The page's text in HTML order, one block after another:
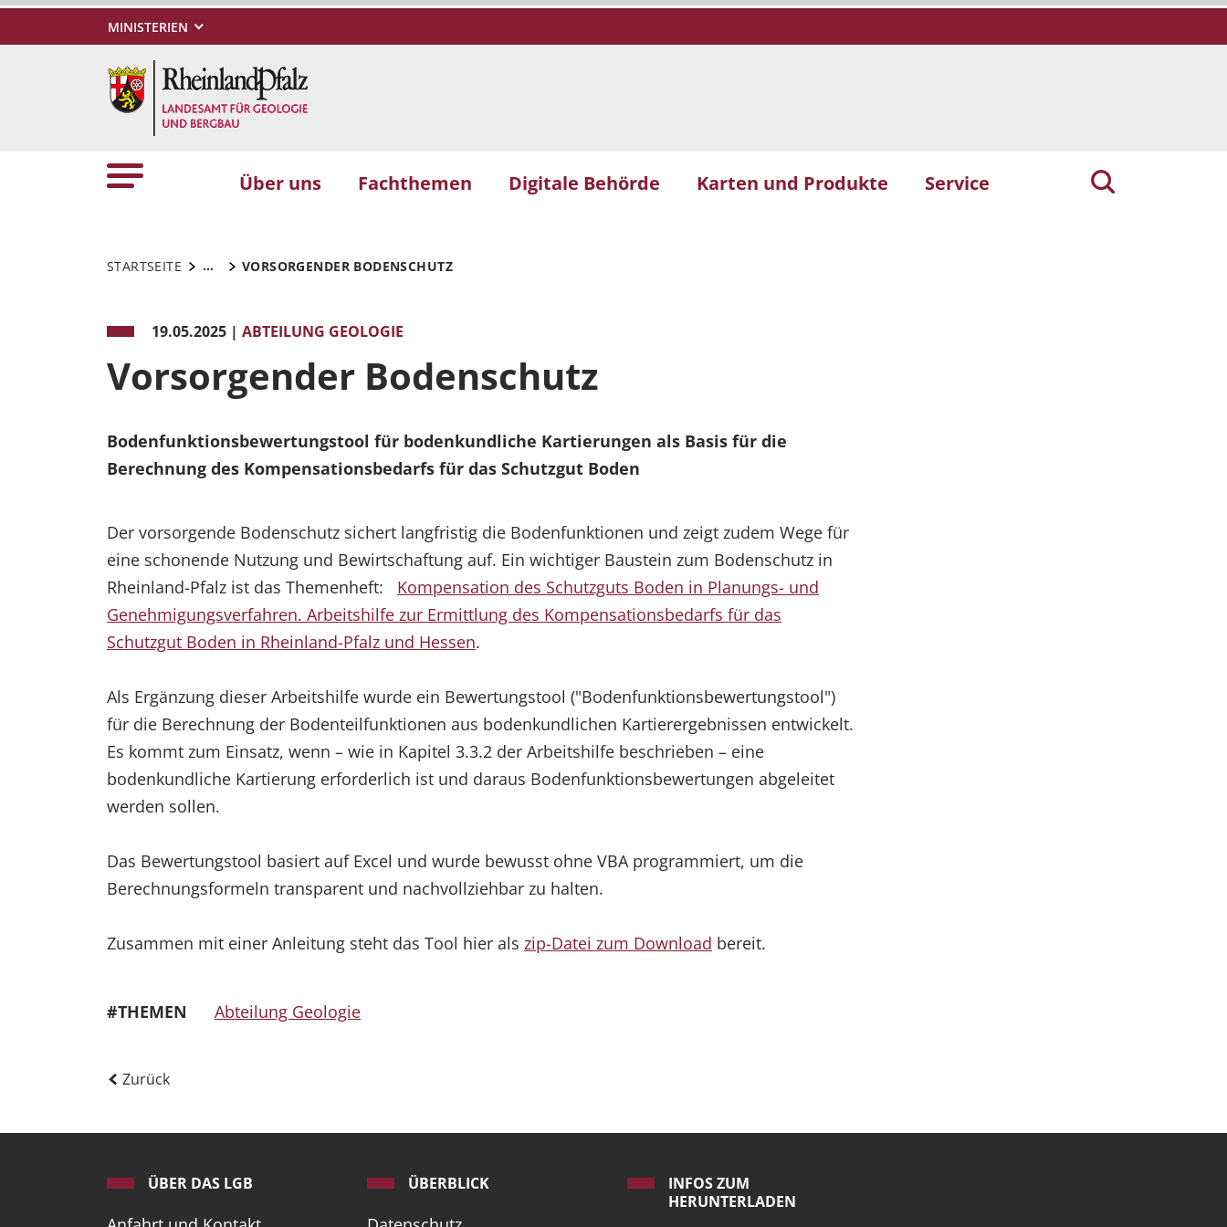
MINISTERIEN
Über uns Fachthemen Digitale Behörde Karten und Produkte Service
STARTSEITE ... VORSORGENDER BODENSCHUTZ
19.05.2025 | ABTEILUNG GEOLOGIE
Vorsorgender Bodenschutz
Bodenfunktionsbewertungstool für bodenkundliche Kartierungen als Basis für die
Berechnung des Kompensationsbedarfs für das Schutzgut Boden
Der vorsorgende Bodenschutz sichert langfristig die Bodenfunktionen und zeigt zudem Wege für
eine schonende Nutzung und Bewirtschaftung auf. Ein wichtiger Baustein zum Bodenschutz in
Rheinland-Pfalz ist das Themenheft: Kompensation des Schutzguts Boden in Planungs- und
Genehmigungsverfahren. Arbeitshilfe zur Ermittlung des Kompensationsbedarfs für das
Schutzgut Boden in Rheinland-Pfalz und Hessen.
Als Ergänzung dieser Arbeitshilfe wurde ein Bewertungstool ("Bodenfunktionsbewertungstool")
für die Berechnung der Bodenteilfunktionen aus bodenkundlichen Kartierergebnissen entwickelt.
Es kommt zum Einsatz, wenn – wie in Kapitel 3.3.2 der Arbeitshilfe beschrieben – eine
bodenkundliche Kartierung erforderlich ist und daraus Bodenfunktionsbewertungen abgeleitet
werden sollen.
Das Bewertungstool basiert auf Excel und wurde bewusst ohne VBA programmiert, um die
Berechnungsformeln transparent und nachvollziehbar zu halten.
Zusammen mit einer Anleitung steht das Tool hier als zip-Datei zum Download bereit.
#THEMEN Abteilung Geologie
Zurück
ÜBER DAS LGB ÜBERBLICK
INFOS ZUM
HERUNTERLADEN